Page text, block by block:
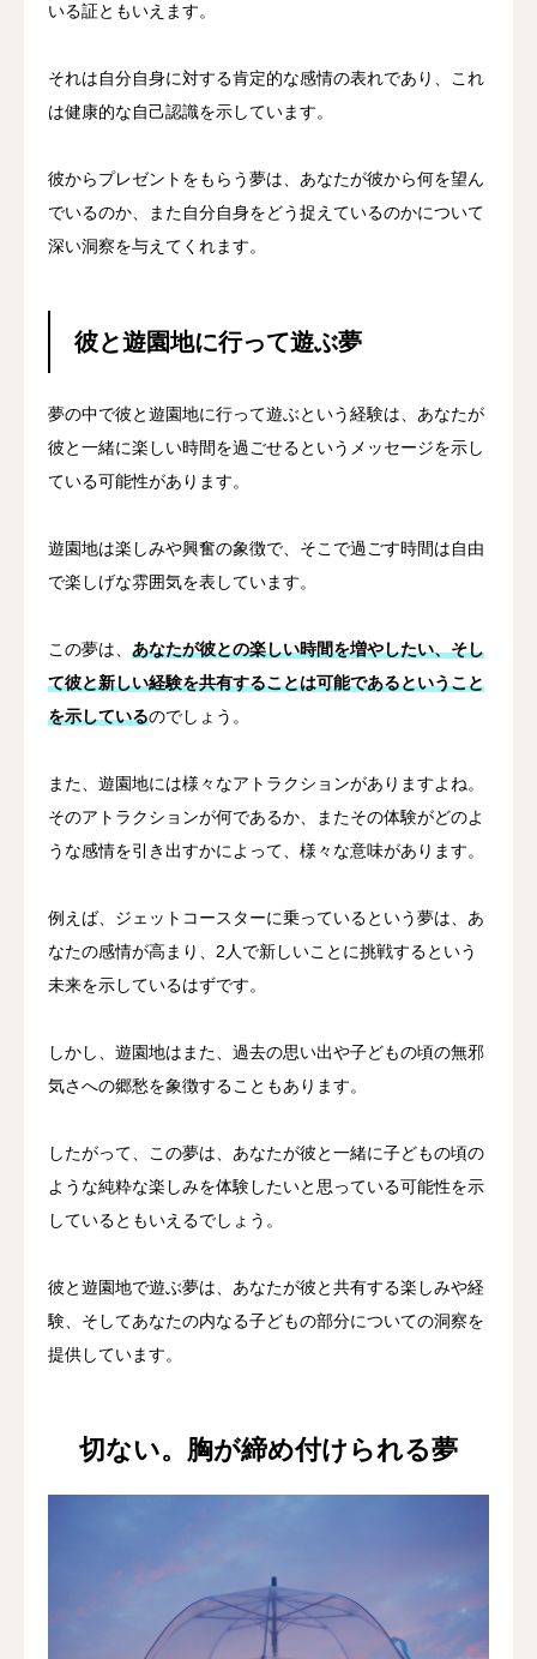
いる証ともいえます。
それは自分自身に対する肯定的な感情の表れであり、これ
は健康的な自己認識を示しています。
彼からプレゼントをもらう夢は、あなたが彼から何を望ん
でいるのか、また自分自身をどう捉えているのかについて
深い洞察を与えてくれます。
彼と遊園地に行って遊ぶ夢
夢の中で彼と遊園地に行って遊ぶという経験は、あなたが
彼と一緒に楽しい時間を過ごせるというメッセージを示し
ている可能性があります。
遊園地は楽しみや興奮の象徴で、そこで過ごす時間は自由
で楽しげな雰囲気を表しています。
この夢は、 あなたが彼との楽しい時間を増やしたい、そし
て彼と新しい経験を共有することは可能であるということ
を示しているのでしょう。
また、遊園地には様々なアトラクションがありますよね。
そのアトラクションが何であるか、またその体験がどのよ
うな感情を引き出すかによって、様々な意味があります。
例えば、ジェットコースターに乗っているという夢は、あ
なたの感情が高まり、2人で新しいことに挑戦するという
未来を示しているはずです。
しかし、遊園地はまた、過去の思い出や子どもの頃の無邪
気さへの郷愁を象徴することもあります。
したがって、この夢は、あなたが彼と一緒に子どもの頃の
ような純粋な楽しみを体験したいと思っている可能性を示
しているともいえるでしょう。
彼と遊園地で遊ぶ夢は、あなたが彼と共有する楽しみや経
験、そしてあなたの内なる子どもの部分についての洞察を
提供しています。
切ない。胸が締め付けられる夢